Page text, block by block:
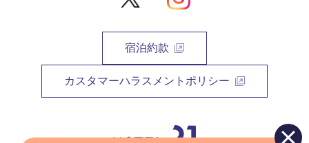
宿泊約款
カスタマーハラスメントポリシー